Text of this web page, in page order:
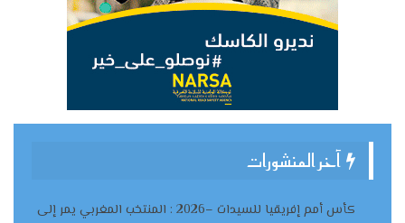
آخر المنشورات
كأس أمم إفريقيا للسيدات –2026 : المنتخب المغربي يمر إلى